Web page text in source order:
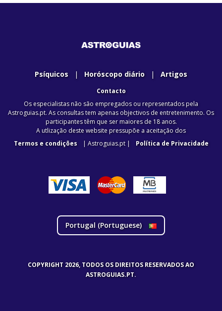
Psíquicos | Horóscopo diário | Artigos
Contacto
Os especialistas não são empregados ou representados pela
Astroguias.pt. As consultas tem apenas objectivos de entretenimento. Os
participantes têm que ser maiores de 18 anos.
A utlização deste website pressupõe a aceitação dos
Termos e condições
| Astroguias.pt | Política de Privacidade
Portugal (Portuguese)
COPYRIGHT 2026, TODOS OS DIREITOS RESERVADOS AO
ASTROGUIAS.PT.